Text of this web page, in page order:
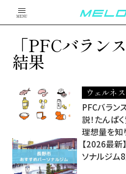
MENU
「PFCバラン
結果
ウェルネ
PFCバラン
説！たんぱ
理想量を知
【2026最新
ソナルジム